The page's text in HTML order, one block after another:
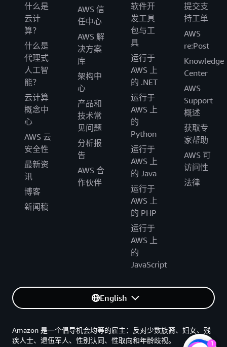
什么是
云计
算？
什么是
代理式
人工智
能？
云计算
概念中
心
AWS 云
安全性
最新资
讯
博客
新闻稿
AWS 信
任中心
AWS 解
决方案
库
架构中
心
产品和
技术常
见问题
分析报
告
AWS 合
作伙伴
软件开
发工具
包与工
具
运行于
AWS 上
的 .NET
运行于
AWS 上
的
Python
运行于
AWS 上
的 Java
运行于
AWS 上
的 PHP
运行于
AWS 上
的
JavaScript
提交支
持工单
AWS
re:Post
Knowledge
Center
AWS
Support
概述
获取专
家帮助
AWS 可
访问性
法律
English
Amazon 是一个倡导机会均等的雇主：反对少数族裔、妇女、残
疾人士、退伍军人、性别认同、性取向和年龄歧视。
1